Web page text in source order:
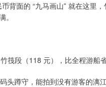
背面的 “九马画山” 就在这里
。​
筏段（118 元），比全程游船
头蹲守，能拍到没有游客的漓江